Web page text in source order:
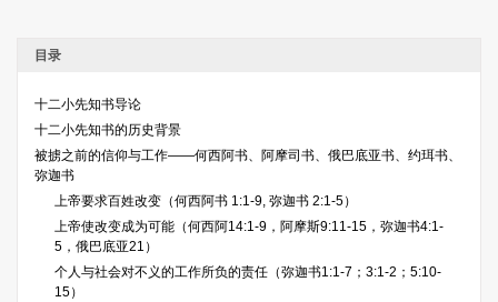
目录
十二小先知书导论
十二小先知书的历史背景
被掳之前的信仰与工作——何西阿书、阿摩司书、俄巴底亚书、约珥书、
弥迦书
上帝要求百姓改变（何西阿书 1:1-9, 弥迦书 2:1-5）
上帝使改变成为可能（何西阿14:1-9，阿摩斯9:11-15，弥迦书4:1-
5，俄巴底亚21）
个人与社会对不义的工作所负的责任（弥迦书1:1-7；3:1-2；5:10-
15）